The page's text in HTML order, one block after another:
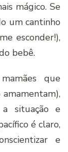
mágico. Se
um cantinho
esconder!),
bebê.
que
amamentam),
a situação e
é claro,
e